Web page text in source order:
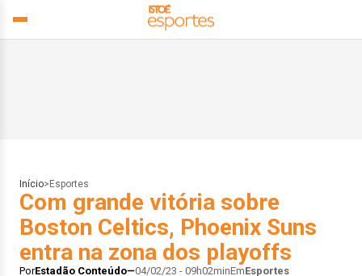
Início> Esportes
Com grande vitória sobre
Boston Celtics, Phoenix Suns
entra na zona dos playoffs
PorEstadão Conteúdo 04/02/23 - 09h02minEmEsportes